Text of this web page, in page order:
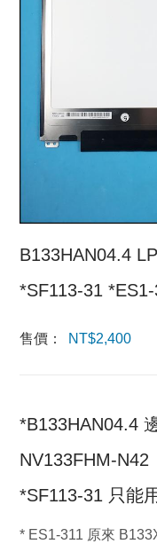
B133HAN04.4
*SF113-31
售價： NT$2,400
*B133HAN04.4
NV133FHM-N42
*SF113-31 只能
* ES1-311 原來